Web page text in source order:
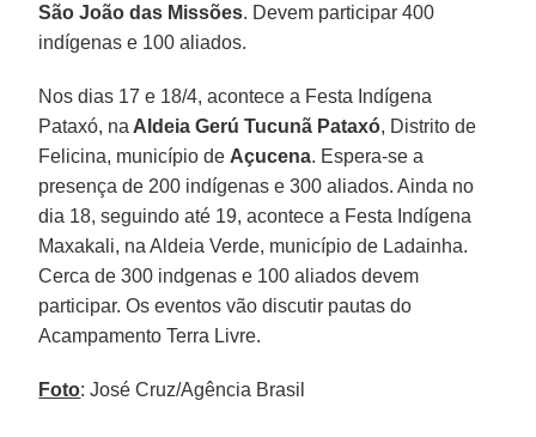
São João das Missões. Devem participar 400
indígenas e 100 aliados.
Nos dias 17 e 18/4, acontece a Festa Indígena
Pataxó, na Aldeia Gerú Tucunã Pataxó, Distrito de
Felicina, município de Açucena. Espera-se a
presença de 200 indígenas e 300 aliados. Ainda no
dia 18, seguindo até 19, acontece a Festa Indígena
Maxakali, na Aldeia Verde, município de Ladainha.
Cerca de 300 indgenas e 100 aliados devem
participar. Os eventos vão discutir pautas do
Acampamento Terra Livre.
Foto: José Cruz/Agência Brasil